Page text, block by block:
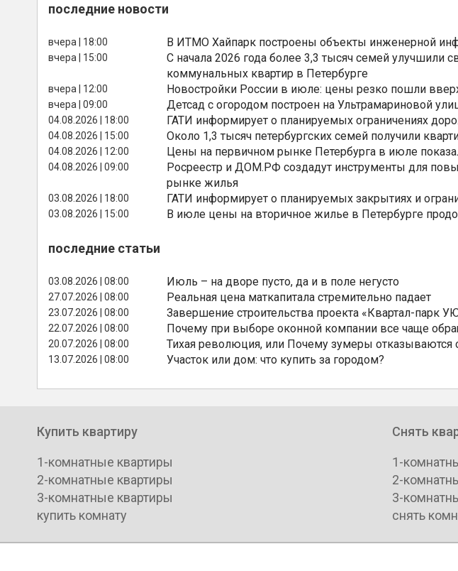
последние новости
вчера | 18:00 В ИТМО Хайпарк построены объекты инженерной
вчера | 15:00
С начала 2026 года более 3,3 тысяч семей улучшили
коммунальных квартир в Петербурге
вчера | 12:00 Новостройки России в июле: цены резко пошли
вчера | 09:00 Детсад с огородом построен на Ультрамариновой
04.08.2026 | 18:00 ГАТИ информирует о планируемых ограничениях
04.08.2026 | 15:00 Около 1,3 тысяч петербургских семей получили
04.08.2026 | 12:00 Цены на первичном рынке Петербурга в июле
04.08.2026 | 09:00
Росреестр и ДОМ.РФ создадут инструменты для
рынке жилья
03.08.2026 | 18:00 ГАТИ информирует о планируемых закрытиях и
03.08.2026 | 15:00 В июле цены на вторичное жилье в Петербурге
последние статьи
03.08.2026 | 08:00 Июль – на дворе пусто, да и в поле негусто
27.07.2026 | 08:00 Реальная цена маткапитала стремительно падает
23.07.2026 | 08:00 Завершение строительства проекта «Квартал-парк
22.07.2026 | 08:00 Почему при выборе оконной компании все чаще
20.07.2026 | 08:00 Тихая революция, или Почему зумеры отказываются
13.07.2026 | 08:00 Участок или дом: что купить за городом?
Купить квартиру
1-комнатные квартиры
2-комнатные квартиры
3-комнатные квартиры
купить комнату
Снять
1-
2-
3-
снять